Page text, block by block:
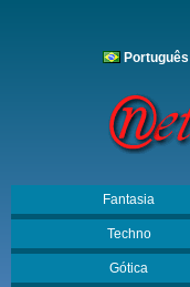
Português
Fantasia
Techno
Gótica